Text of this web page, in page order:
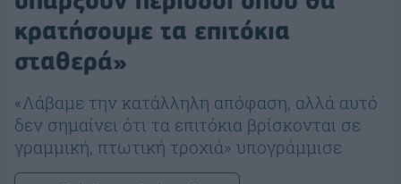
κρατήσουμε τα επιτόκια
σταθερά»
«Λάβαμε την κατάλληλη απόφαση, αλλά αυτό
δεν σημαίνει ότι τα επιτόκια βρίσκονται σε
γραμμική, πτωτική τροχιά» υπογράμμισε